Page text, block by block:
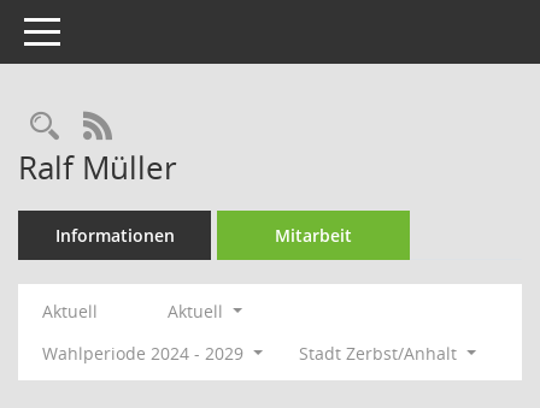
Toggle navigation
Rechercheauswahl
RSS-Feed
Ralf Müller
Informationen Mitarbeit
Aktuell
Aktuell
Wahlperiode 2024 - 2029
Stadt Zerbst/Anhalt